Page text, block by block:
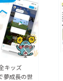
キッズ
夢成長の世